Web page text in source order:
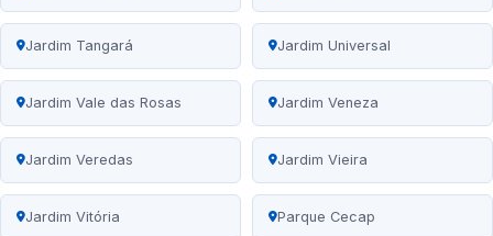
Jardim Tangará Jardim Universal
Jardim Vale das Rosas Jardim Veneza
Jardim Veredas Jardim Vieira
Jardim Vitória Parque Cecap